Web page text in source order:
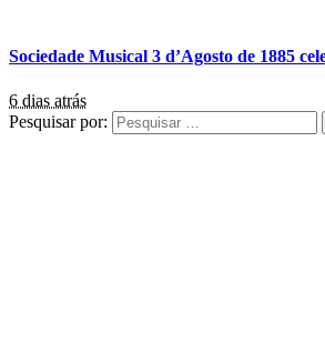
Sociedade Musical 3 d’Agosto de 1885
6 dias atrás
Pesquisar por: